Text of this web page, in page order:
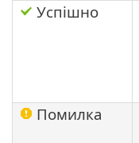
Успішно
Помилка